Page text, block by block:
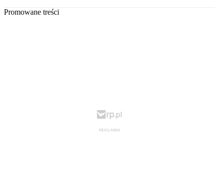
Promowane treści